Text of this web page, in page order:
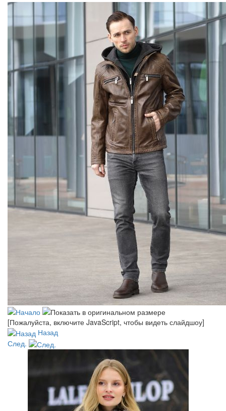
[Пожалуйста, включите JavaScript, чтобы видеть слайдшоу]
Назад
След.